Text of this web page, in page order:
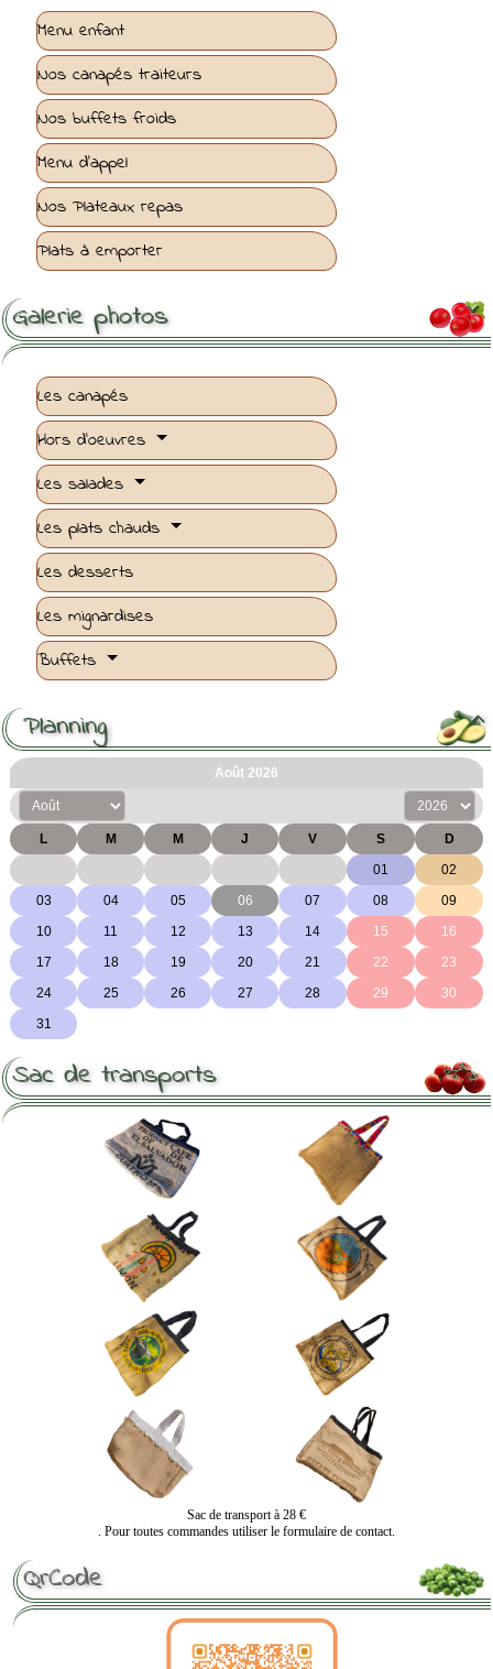
Menu enfant
Nos canapés traiteurs
Nos buffets froids
Menu d'appel
Nos Plateaux repas
Plats à emporter

Galerie photos
Les canapés
Hors d'oeuvres
Les salades
Les plats chauds
Les desserts
Les mignardises
Buffets

Planning
Sac de transports
Sac de transport à 28 €
. Pour toutes commandes utiliser le formulaire de contact.
QrCode